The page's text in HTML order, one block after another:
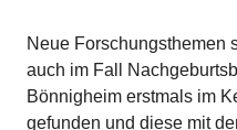
Neue Forschungsthemen
auch im Fall
Bönnigheim erstmals im
gefunden und diese mit